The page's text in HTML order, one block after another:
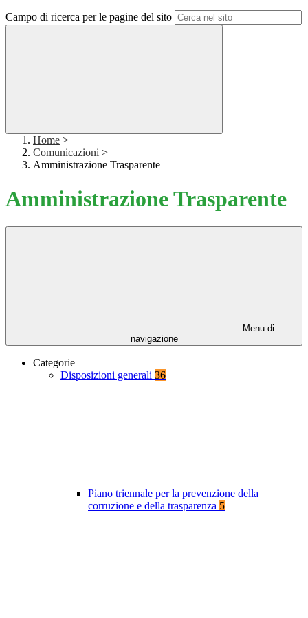
Campo di ricerca per le pagine del sito
Home >
Comunicazioni >
Amministrazione Trasparente
Amministrazione Trasparente
Menu di
navigazione
Categorie
Disposizioni generali 36
Piano triennale per la prevenzione della
corruzione e della trasparenza 5